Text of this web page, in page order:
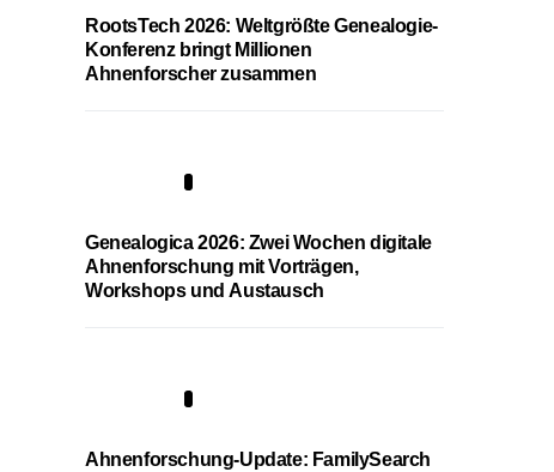
RootsTech 2026: Weltgrößte Genealogie-
Konferenz bringt Millionen
Ahnenforscher zusammen
Genealogica 2026: Zwei Wochen digitale
Ahnenforschung mit Vorträgen,
Workshops und Austausch
Ahnenforschung-Update: FamilySearch